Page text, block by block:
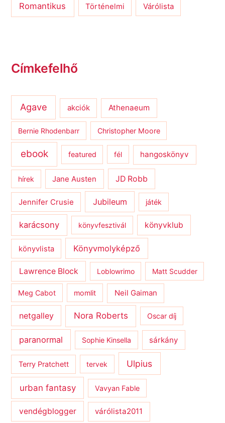
Romantikus Történelmi Várólista
Címkefelhő
Agave akciók Athenaeum
Bernie Rhodenbarr Christopher Moore
ebook featured fél hangoskönyv
hírek Jane Austen JD Robb
Jennifer Crusie Jubileum játék
karácsony könyvfesztivál könyvklub
könyvlista Könyvmolyképző
Lawrence Block Loblowrimo Matt Scudder
Meg Cabot momlit Neil Gaiman
netgalley Nora Roberts Oscar díj
paranormal Sophie Kinsella sárkány
Terry Pratchett tervek Ulpius
urban fantasy Vavyan Fable
vendégblogger várólista2011